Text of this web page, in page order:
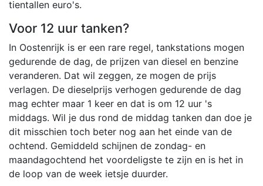
tientallen euro's.
Voor 12 uur tanken?
In Oostenrijk is er een rare regel, tankstations mogen
gedurende de dag, de prijzen van diesel en benzine
veranderen. Dat wil zeggen, ze mogen de prijs
verlagen. De dieselprijs verhogen gedurende de dag
mag echter maar 1 keer en dat is om 12 uur 's
middags. Wil je dus rond de middag tanken dan doe je
dit misschien toch beter nog aan het einde van de
ochtend. Gemiddeld schijnen de zondag- en
maandagochtend het voordeligste te zijn en is het in
de loop van de week ietsje duurder.